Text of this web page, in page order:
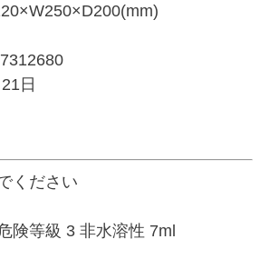
日
ください
険等級 3 非水溶性 7ml